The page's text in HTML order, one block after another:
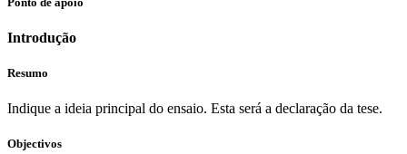
Introdução
Resumo
Indique a ideia principal do ensaio. Esta será a declaração da tese.
Objectivos